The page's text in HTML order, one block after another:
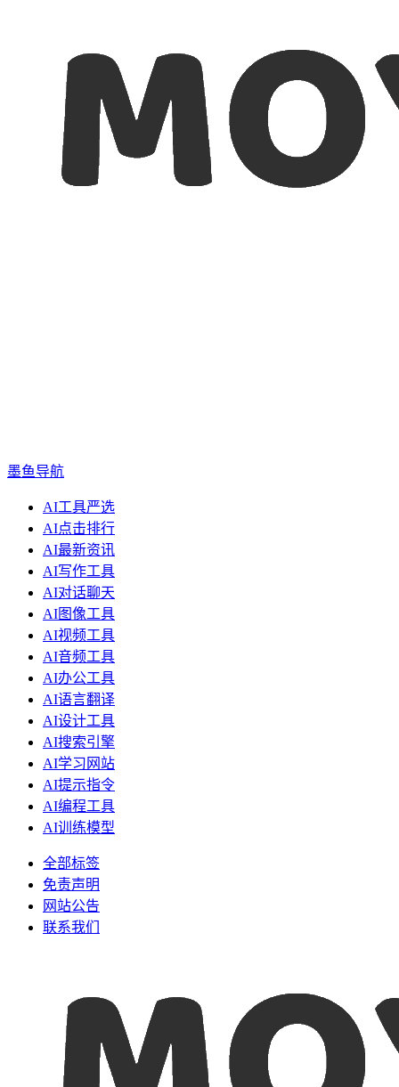
墨鱼导航
AI工具严选
AI点击排行
AI最新资讯
AI写作工具
AI对话聊天
AI图像工具
AI视频工具
AI音频工具
AI办公工具
AI语言翻译
AI设计工具
AI搜索引擎
AI学习网站
AI提示指令
AI编程工具
AI训练模型
全部标签
免责声明
网站公告
联系我们